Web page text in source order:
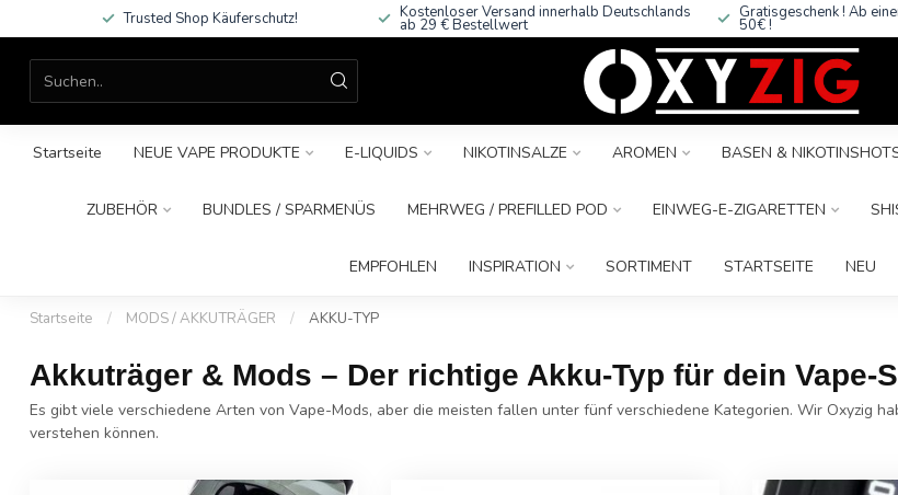
Trusted Shop Käuferschutz! Kostenloser Versand innerhalb Deutschlands
ab 29 € Bestellwert
Gratisgeschenk ! Ab
50€ !
Startseite NEUE VAPE PRODUKTE E-LIQUIDS NIKOTINSALZE AROMEN BASEN &
ZUBEHÖR BUNDLES / SPARMENÜS MEHRWEG / PREFILLED POD EINWEG-E-ZIGARETTEN
EMPFOHLEN INSPIRATION SORTIMENT STARTSEITE NEU
Startseite / MODS / AKKUTRÄGER / AKKU-TYP
Akkuträger & Mods – Der richtige Akku-Typ für dein Vape-
Es gibt viele verschiedene Arten von Vape-Mods, aber die meisten fallen unter fünf verschiedene Kategorien. Wir Oxyzig
verstehen können.